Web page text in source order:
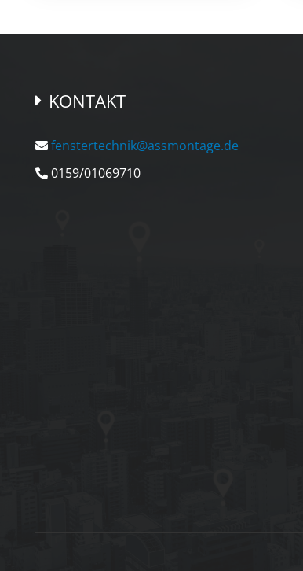
KONTAKT
fenstertechnik@assmontage.de
0159/01069710